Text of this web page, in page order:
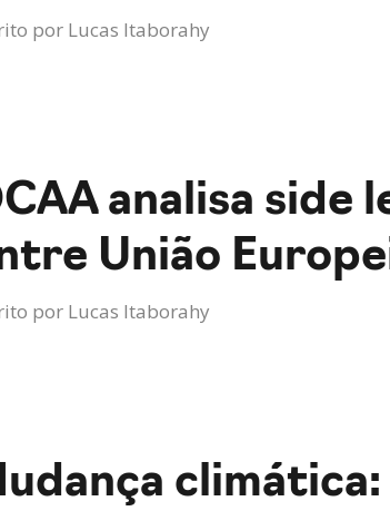
por Lucas Itaborahy
analisa side
União
por Lucas Itaborahy